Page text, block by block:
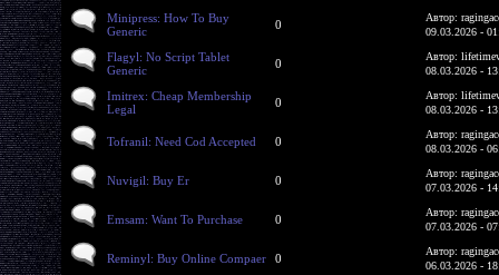
Minipress: How To Buy
Generic
0
Автор:
09.03.2026 -
Flagyl: No Script Tablet
Generic
0
Автор:
08.03.2026 -
Imitrex: Cheap Membership
Legal
0
Автор:
08.03.2026 -
Tofranil: Need Cod Accepted 0
Автор:
08.03.2026 -
Nuvigil: Buy Er 0
Автор:
07.03.2026 -
Emsam: Want To Purchase 0
Автор:
07.03.2026 -
Reminyl: Buy Online Compaer 0
Автор:
06.03.2026 -